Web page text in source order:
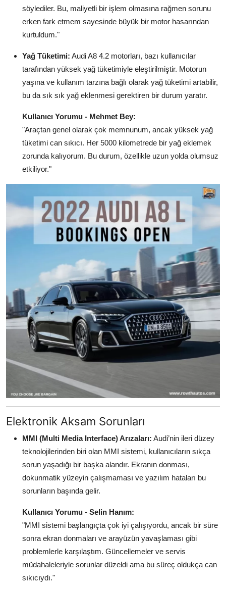
söylediler. Bu, maliyetli bir işlem olmasına rağmen sorunu
erken fark etmem sayesinde büyük bir motor hasarından
kurtuldum."
Yağ Tüketimi: Audi A8 4.2 motorları, bazı kullanıcılar
tarafından yüksek yağ tüketimiyle eleştirilmiştir. Motorun
yaşına ve kullanım tarzına bağlı olarak yağ tüketimi artabilir,
bu da sık sık yağ eklenmesi gerektiren bir durum yaratır.
Kullanıcı Yorumu - Mehmet Bey:
"Araçtan genel olarak çok memnunum, ancak yüksek yağ
tüketimi can sıkıcı. Her 5000 kilometrede bir yağ eklemek
zorunda kalıyorum. Bu durum, özellikle uzun yolda olumsuz
etkiliyor."
Elektronik Aksam Sorunları
MMI (Multi Media Interface) Arızaları: Audi’nin ileri düzey
teknolojilerinden biri olan MMI sistemi, kullanıcıların sıkça
sorun yaşadığı bir başka alandır. Ekranın donması,
dokunmatik yüzeyin çalışmaması ve yazılım hataları bu
sorunların başında gelir.
Kullanıcı Yorumu - Selin Hanım:
"MMI sistemi başlangıçta çok iyi çalışıyordu, ancak bir süre
sonra ekran donmaları ve arayüzün yavaşlaması gibi
problemlerle karşılaştım. Güncellemeler ve servis
müdahaleleriyle sorunlar düzeldi ama bu süreç oldukça can
sıkıcıydı."